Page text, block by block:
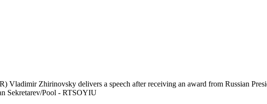
Vladimir Zhirinovsky delivers a speech after receiving an award from Russian
Sekretarev/Pool - RTSOYIU